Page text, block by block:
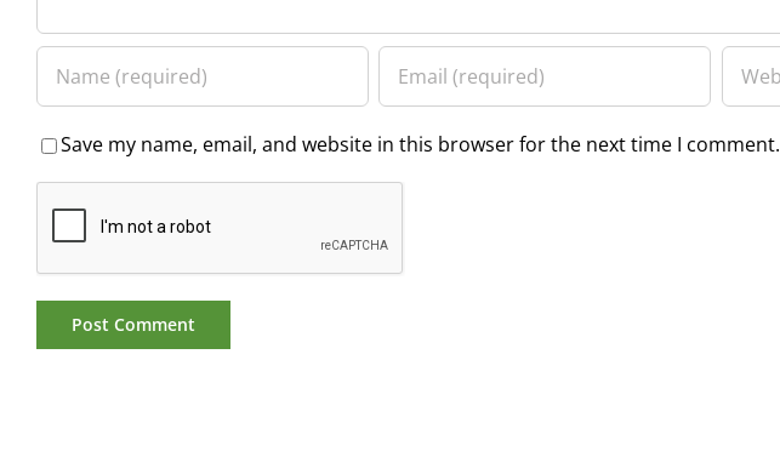
Save my name, email, and website in this browser for the next time I comment.